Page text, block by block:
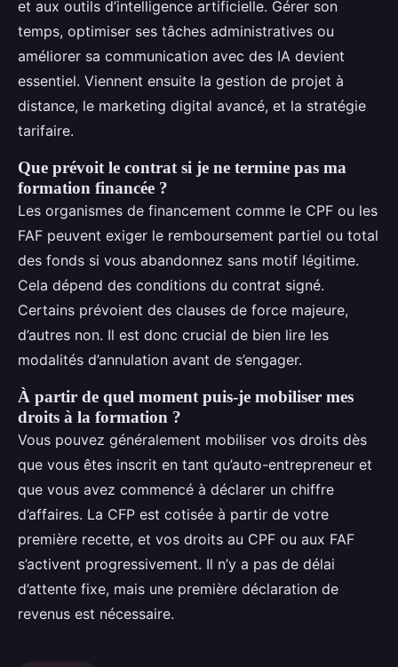
et aux outils d’intelligence artificielle. Gérer son
temps, optimiser ses tâches administratives ou
améliorer sa communication avec des IA devient
essentiel. Viennent ensuite la gestion de projet à
distance, le marketing digital avancé, et la stratégie
tarifaire.
Que prévoit le contrat si je ne termine pas ma
formation financée ?
Les organismes de financement comme le CPF ou les
FAF peuvent exiger le remboursement partiel ou total
des fonds si vous abandonnez sans motif légitime.
Cela dépend des conditions du contrat signé.
Certains prévoient des clauses de force majeure,
d’autres non. Il est donc crucial de bien lire les
modalités d’annulation avant de s’engager.
À partir de quel moment puis-je mobiliser mes
droits à la formation ?
Vous pouvez généralement mobiliser vos droits dès
que vous êtes inscrit en tant qu’auto-entrepreneur et
que vous avez commencé à déclarer un chiffre
d’affaires. La CFP est cotisée à partir de votre
première recette, et vos droits au CPF ou aux FAF
s’activent progressivement. Il n’y a pas de délai
d’attente fixe, mais une première déclaration de
revenus est nécessaire.